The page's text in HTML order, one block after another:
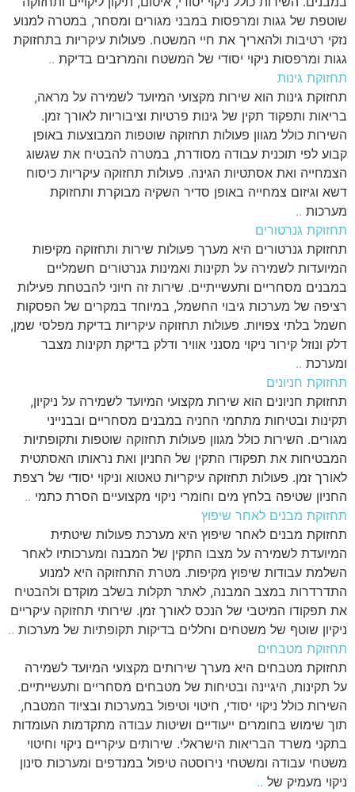
שוטפת של גגות ומרפסות במבני מגורים ומסחר, במטרה למנוע
נזקי רטיבות ולהאריך את חיי המשטח. פעולות עיקריות בתחזוקת
גגות ומרפסות ניקוי יסודי של המשטח והמרזבים בדיקת ..
תחזוקת גינות
תחזוקת גינות הוא שירות מקצועי המיועד לשמירה על מראה,
בריאות ותפקוד תקין של גינות פרטיות וציבוריות לאורך זמן.
השירות כולל מגוון פעולות תחזוקה שוטפות המבוצעות באופן
קבוע לפי תוכנית עבודה מסודרת, במטרה להבטיח את שגשוג
הצמחייה ואת אסתטיות הגינה. פעולות תחזוקה עיקריות כיסוח
דשא וגיזום צמחייה באופן סדיר השקיה מבוקרת ותחזוקת
מערכות ..
תחזוקת גנרטורים
תחזוקת גנרטורים היא מערך פעולות שירות ותחזוקה מקיפות
המיועדות לשמירה על תקינות ואמינות גנרטורים חשמליים
במבנים מסחריים ותעשייתיים. שירות זה חיוני להבטחת פעילות
רציפה של מערכות גיבוי החשמל, במיוחד במקרים של הפסקות
חשמל בלתי צפויות. פעולות תחזוקה עיקריות בדיקת מפלסי שמן,
דלק ונוזל קירור ניקוי מסנני אוויר ודלק בדיקת תקינות מצבר
ומערכת ..
תחזוקת חניונים
תחזוקת חניונים הוא שירות מקצועי המיועד לשמירה על ניקיון,
תקינות ובטיחות מתחמי החניה במבנים מסחריים ובבנייני
מגורים. השירות כולל מגוון פעולות תחזוקה שוטפות ותקופתיות
המבטיחות את תפקודו התקין של החניון ואת נראותו האסתטית
לאורך זמן. פעולות תחזוקה עיקריות טאטוא וניקוי יסודי של רצפת
החניון שטיפה בלחץ מים וחומרי ניקוי מקצועיים הסרת כתמי ..
תחזוקת מבנים לאחר שיפוץ
תחזוקת מבנים לאחר שיפוץ היא מערכת פעולות שיטתית
המיועדת לשמירה על מצבו התקין של המבנה ומערכותיו לאחר
השלמת עבודות שיפוץ מקיפות. מטרת התחזוקה היא למנוע
התדרדרות במצב המבנה, לאתר תקלות בשלב מוקדם ולהבטיח
את תפקודו המיטבי של הנכס לאורך זמן. שירותי תחזוקה עיקריים
ניקיון שוטף של משטחים וחללים בדיקות תקופתיות של מערכות ..
תחזוקת מטבחים
תחזוקת מטבחים היא מערך שירותים מקצועי המיועד לשמירה
על תקינות, היגיינה ובטיחות של מטבחים מסחריים ותעשייתיים.
השירות כולל ניקוי יסודי, חיטוי וטיפול במערכות ובציוד המטבח,
תוך שימוש בחומרים ייעודיים ושיטות עבודה מתקדמות העומדות
בתקני משרד הבריאות הישראלי. שירותים עיקריים ניקוי וחיטוי
משטחי עבודה ומשטחי נירוסטה טיפול במנדפים ומערכות סינון
ניקוי מעמיק של ..